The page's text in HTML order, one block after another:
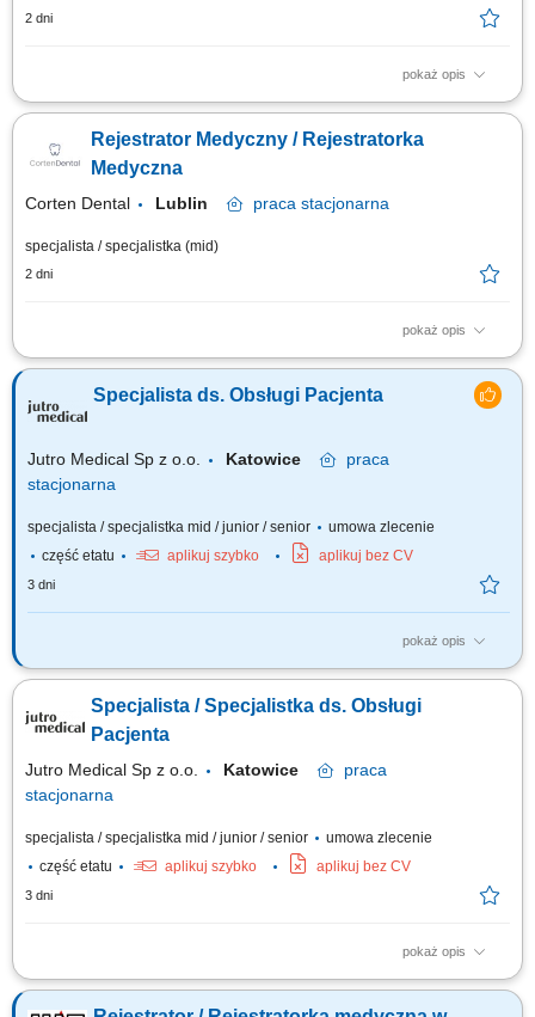
2 dni
pokaż opis
bezpośredni i telefoniczny kontakt z pacjentem; prace administracyjne
rejestracja usług medycznych (internetowa, telefoniczna, bezpośrednia);
obsługa systemów informatycznych - wprowadzanie danych; zapewnienie
Rejestrator Medyczny / Rejestratorka
Medyczna
Corten Dental Lublin praca stacjonarna
specjalista / specjalistka (mid)
2 dni
pokaż opis
Obowiązki: Udzielanie informacji o usługach placówki i zasadach jej
funkcjonowania; Rejestracja pacjentów (osobista, telefoniczna, mailowa)
oraz koordynacja obiegu dokumentacji; Prowadzenie kalendarza wizyt i
bieżąca aktualizacja harmonogramów przyjęć lekarzy; Obsługa
Specjalista ds. Obsługi Pacjenta
Jutro Medical Sp z o.o. Katowice
praca
stacjonarna
specjalista / specjalistka mid / junior / senior
umowa zlecenie
część etatu
aplikuj szybko aplikuj bez CV
3 dni
pokaż opis
Opis stanowiska: Opieka nad pacjentem w placówce:Weryfikacja
wizyt; Zbieranie deklaracji, dokumentacji medycznej oraz upoważnień
pacjentów; Wsparcie pacjentów w aplikacji:Pomoc w instalacji i obsłudze
Specjalista / Specjalistka ds. Obsługi
Pacjenta
Jutro Medical Sp z o.o. Katowice
praca
stacjonarna
specjalista / specjalistka mid / junior / senior
umowa zlecenie
część etatu
aplikuj szybko aplikuj bez CV
3 dni
pokaż opis
Opis stanowiska kompleksowa obsługa Pacjentów korzystających z usług